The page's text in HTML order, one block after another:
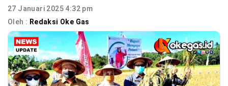
27 Januari 2025 4:32 pm
Oleh : Redaksi Oke Gas